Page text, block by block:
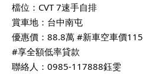
檔位：CVT 7速手自排
賞車地：台中南屯
優惠價：88.8萬 #新車空車價115
#享全額低率貸款
聯絡人：0985-117888鈺雯